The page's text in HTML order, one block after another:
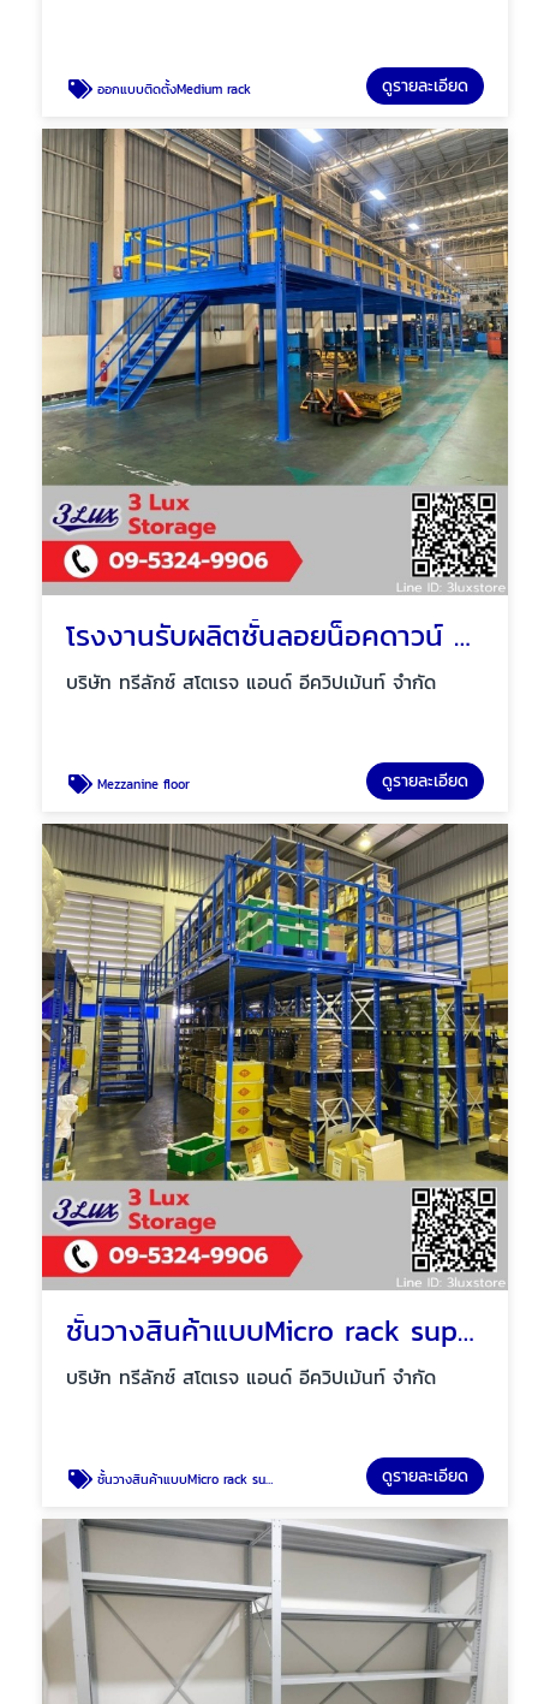
ออกแบบติดตั้งMedium rack ดูรายละเอียด
โรงงานรับผลิตชั้นลอยน็อคดาวน์ Mezzanine floor
บริษัท ทรีลักซ์ สโตเรจ แอนด์ อีควิปเม้นท์ จำกัด
Mezzanine floor ดูรายละเอียด
ชั้นวางสินค้าแบบMicro rack support Mezzanine floor
บริษัท ทรีลักซ์ สโตเรจ แอนด์ อีควิปเม้นท์ จำกัด
ชั้นวางสินค้าแบบMicro rack support Mezzanine floor ดูรายละเอียด